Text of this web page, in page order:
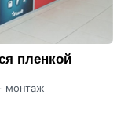
пленкой
монтаж